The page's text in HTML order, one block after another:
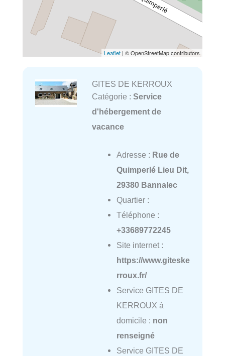
Leaflet | © OpenStreetMap contributors
GITES DE KERROUX
Catégorie : Service
d'hébergement de
vacance
Adresse : Rue de
Quimperlé Lieu Dit,
29380 Bannalec
Quartier :
Téléphone :
+33689772245
Site internet :
https://www.giteske
rroux.fr/
Service GITES DE
KERROUX à
domicile : non
renseigné
Service GITES DE